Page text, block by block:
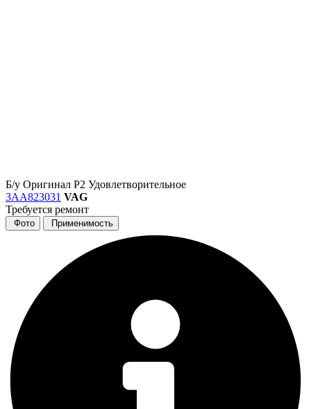
Б/у Оригинал Р2 Удовлетворительное
3AA823031 VAG
Требуется ремонт
Фото Применимость